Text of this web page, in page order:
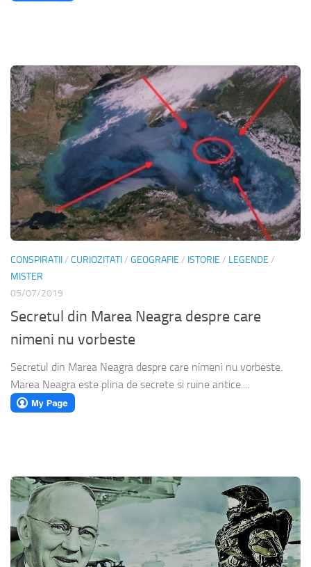
CONSPIRATII/ CURIOZITATI/ GEOGRAFIE / ISTORIE / LEGENDE /
MISTER
05/07/2019
Secretul din Marea Neagra despre care
nimeni nu vorbeste
Secretul din Marea Neagra despre care nimeni nu vorbeste.
Marea Neagra este plina de secrete si ruine antice....